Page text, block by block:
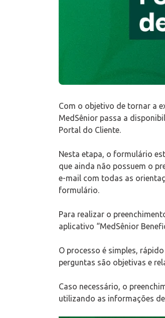
Com o objetivo de tornar a
MedSênior passa a
Portal do Cliente.
Nesta etapa, o formulário
que ainda não possuem o
e-mail com todas as
formulário.
Para realizar o
aplicativo “MedSênior
O processo é simples,
perguntas são objetivas e
Caso necessário, o
utilizando as informações